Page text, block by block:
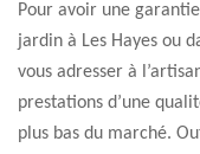
Pour avoir une
jardin à Les Hayes ou
vous adresser à
prestations d’une
plus bas du marché.